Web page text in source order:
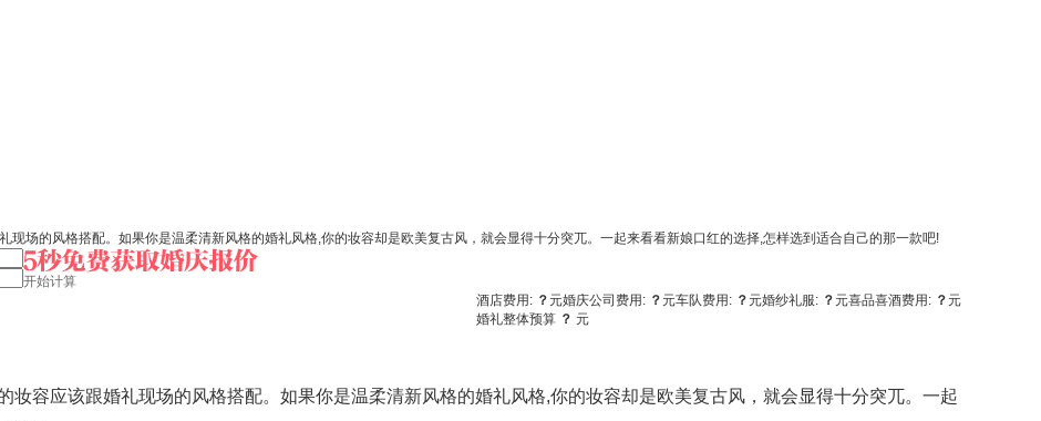
现场的风格搭配。如果你是温柔清新风格的婚礼风格,你的妆容却是欧美复古风，就会显得十分突兀。一起来看看新娘口红的选择,怎样选到适合自己的那一款吧!
开始计算
酒店费用: ？元婚庆公司费用: ？元车队费用: ？元婚纱礼服: ？元喜品喜酒费用: ？元
婚礼整体预算 ？ 元
容应该跟婚礼现场的风格搭配。如果你是温柔清新风格的婚礼风格,你的妆容却是欧美复古风，就会显得十分突兀。一起